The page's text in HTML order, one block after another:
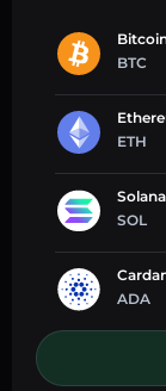
BTC
ETH
Solana
SOL
ADA